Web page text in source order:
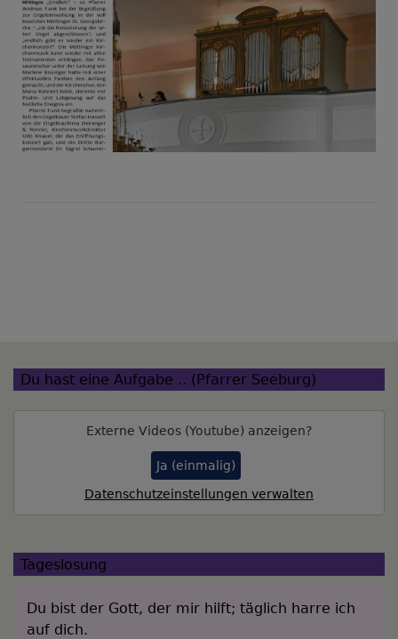
Du hast eine Aufgabe .. (Pfarrer Seeburg)
Externe Videos (Youtube) anzeigen?
Ja (einmalig)
Datenschutzeinstellungen verwalten
Tageslosung
Du bist der Gott, der mir hilft; täglich harre ich
auf dich.